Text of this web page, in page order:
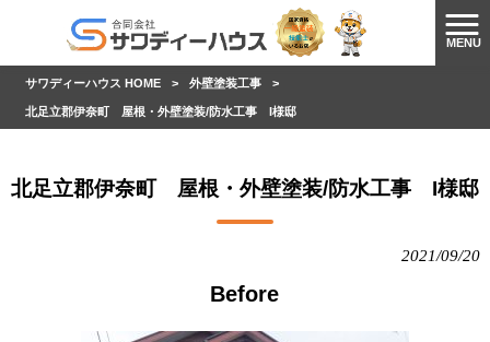
MENU
サワディーハウス HOME > 外壁塗装工事 >
北足立郡伊奈町 屋根・外壁塗装/防水工事 I様邸
北足立郡伊奈町 屋根・外壁塗装/防水工事 I様邸
2021/09/20
Before